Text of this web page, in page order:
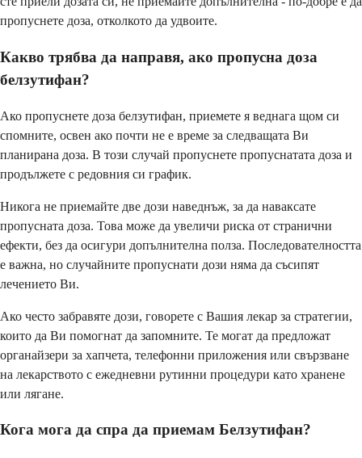
пропуснете доза, отколкото да удвоите.
Какво трябва да направя, ако пропусна доза
белзутифан?
Ако пропуснете доза белзутифан, приемете я веднага щом си
спомните, освен ако почти не е време за следващата Ви
планирана доза. В този случай пропуснете пропуснатата доза и
продължете с редовния си график.
Никога не приемайте две дози наведнъж, за да наваксате
пропусната доза. Това може да увеличи риска от странични
ефекти, без да осигури допълнителна полза. Последователността
е важна, но случайните пропуснати дози няма да съсипят
лечението Ви.
Ако често забравяте дози, говорете с Вашия лекар за стратегии,
които да Ви помогнат да запомните. Те могат да предложат
органайзери за хапчета, телефонни приложения или свързване
на лекарството с ежедневни рутинни процедури като хранене
или лягане.
Кога мога да спра да приемам Белзутифан?